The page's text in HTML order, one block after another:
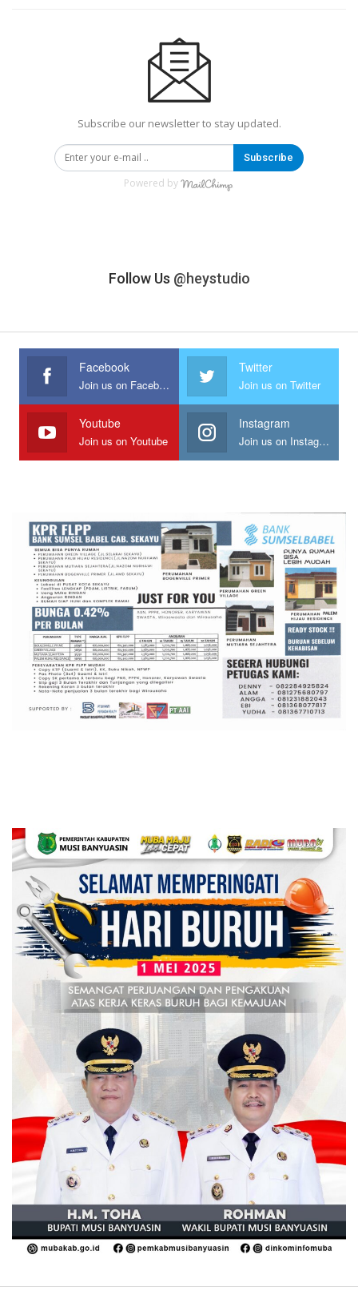
Subscribe our newsletter to stay updated.
Subscribe
Powered by
Follow Us @heystudio
Facebook
Join us on Facebook
Twitter
Join us on Twitter
Youtube
Join us on Youtube
Instagram
Join us on Instagram